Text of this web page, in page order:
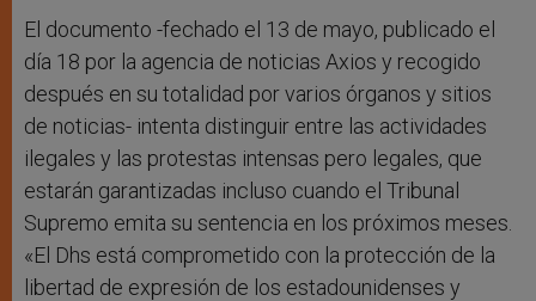
El documento -fechado el 13 de mayo, publicado el
día 18 por la agencia de noticias Axios y recogido
después en su totalidad por varios órganos y sitios
de noticias- intenta distinguir entre las actividades
ilegales y las protestas intensas pero legales, que
estarán garantizadas incluso cuando el Tribunal
Supremo emita su sentencia en los próximos meses.
«El Dhs está comprometido con la protección de la
libertad de expresión de los estadounidenses y